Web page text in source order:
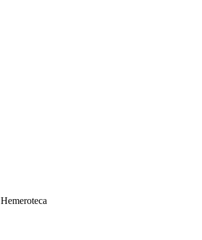
Hemeroteca